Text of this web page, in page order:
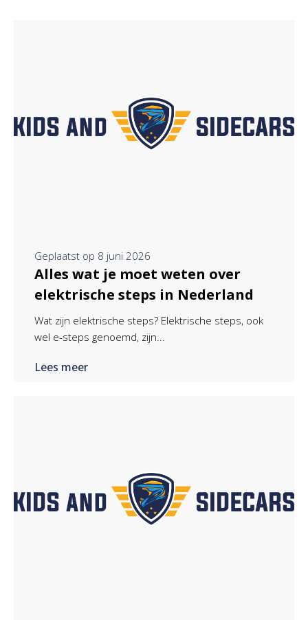
Geplaatst op 8 juni 2026
Alles wat je moet weten over
elektrische steps in Nederland
Wat zijn elektrische steps? Elektrische steps, ook
wel e-steps genoemd, zijn...
Lees meer